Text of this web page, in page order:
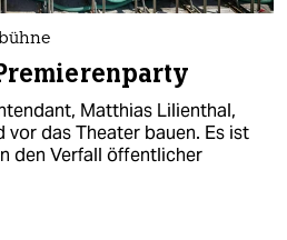
Matthias Lilienthal,
vor das Theater bauen. Es ist
den Verfall öffentlicher